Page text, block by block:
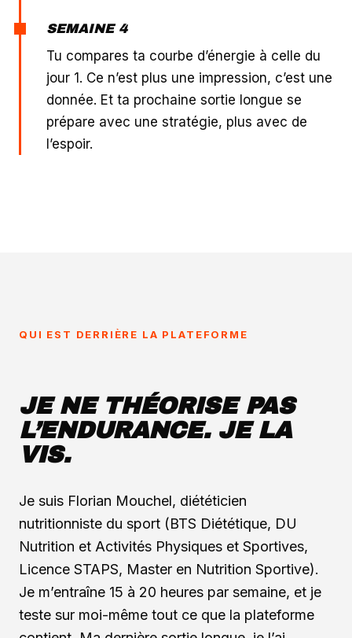
SEMAINE 4
Tu compares ta courbe d’énergie à celle du
jour 1. Ce n’est plus une impression, c’est une
donnée. Et ta prochaine sortie longue se
prépare avec une stratégie, plus avec de
l’espoir.
QUI EST DERRIÈRE LA PLATEFORME
JE NE THÉORISE PAS
L’ENDURANCE. JE LA
VIS.
Je suis Florian Mouchel, diététicien
nutritionniste du sport (BTS Diététique, DU
Nutrition et Activités Physiques et Sportives,
Licence STAPS, Master en Nutrition Sportive).
Je m’entraîne 15 à 20 heures par semaine, et je
teste sur moi-même tout ce que la plateforme